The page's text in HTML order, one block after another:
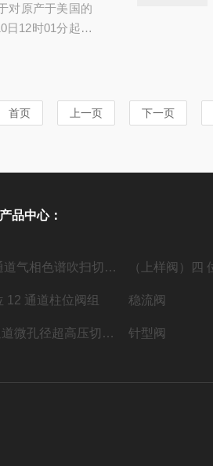
对原产于美国的
日12时01分起，
年4月10日12
首页 上一页 下一页
产品中心：
多通道气相色谱吹扫切换阀
12 通道柱位阀组 稳流阀
6 通道微孔径超高压切换阀组 针型阀